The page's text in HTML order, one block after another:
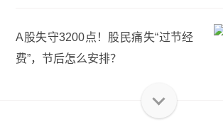
A股失守3200点！股民痛失“过节经
费”，节后怎么安排？